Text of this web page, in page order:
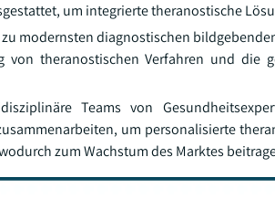
um integrierte theranostische
modernsten diagnostischen
theranostischen Verfahren und die
Teams von
um personalisierte
zum Wachstum des Marktes